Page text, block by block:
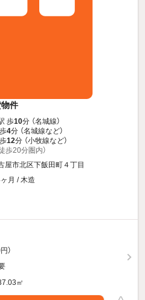
件
歩10分 （名城線）
4分 （名城線など）
12分 （小牧線など）
歩20分圏内）
屋市北区下飯田町４丁目
月 / 木造
）
㎡